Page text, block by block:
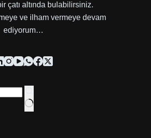
çatı altında bulabilirsiniz.
ve ilham vermeye devam
ediyorum…